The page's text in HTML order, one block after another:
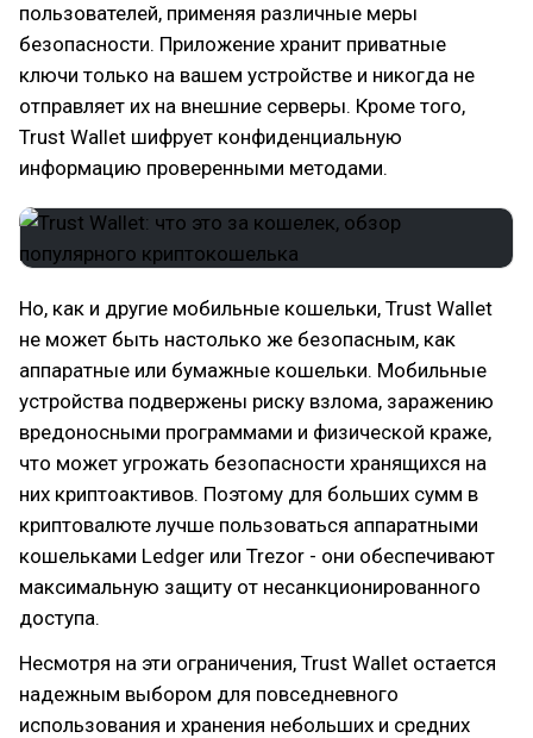
пользователей, применяя различные меры
безопасности. Приложение хранит приватные
ключи только на вашем устройстве и никогда не
отправляет их на внешние серверы. Кроме того,
Trust Wallet шифрует конфиденциальную
информацию проверенными методами.
Но, как и другие мобильные кошельки, Trust Wallet
не может быть настолько же безопасным, как
аппаратные или бумажные кошельки. Мобильные
устройства подвержены риску взлома, заражению
вредоносными программами и физической краже,
что может угрожать безопасности хранящихся на
них криптоактивов. Поэтому для больших сумм в
криптовалюте лучше пользоваться аппаратными
кошельками Ledger или Trezor - они обеспечивают
максимальную защиту от несанкционированного
доступа.
Несмотря на эти ограничения, Trust Wallet остается
надежным выбором для повседневного
использования и хранения небольших и средних